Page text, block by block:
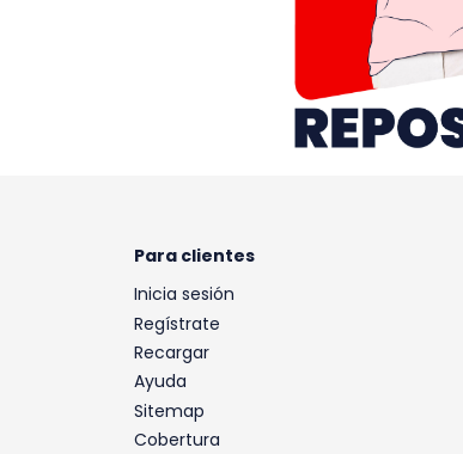
Para clientes
Inicia sesión
Regístrate
Recargar
Ayuda
Sitemap
Cobertura